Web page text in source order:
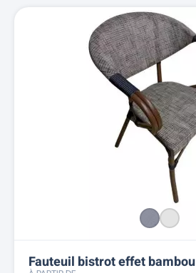
Fauteuil bistrot effet bambou